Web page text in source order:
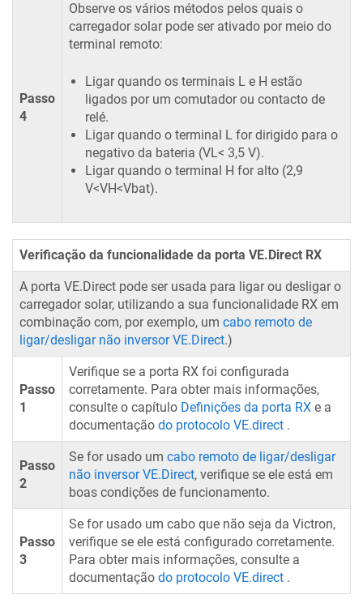
Passo
4
Observe os vários métodos pelos quais o
carregador solar pode ser ativado por meio do
terminal remoto:
Ligar quando os terminais L e H estão
ligados por um comutador ou contacto de
relé.
Ligar quando o terminal L for dirigido para o
negativo da bateria (VL< 3,5 V).
Ligar quando o terminal H for alto (2,9
V<VH<Vbat).
Verificação da funcionalidade da porta VE.Direct RX
A porta VE.Direct pode ser usada para ligar ou desligar o
carregador solar, utilizando a sua funcionalidade RX em
combinação com, por exemplo, um cabo remoto de
ligar/desligar não inversor VE.Direct.)
Passo
1
Verifique se a porta RX foi configurada
corretamente. Para obter mais informações,
consulte o capítulo Definições da porta RX e a
documentação do protocolo VE.direct .
Passo
2
Se for usado um cabo remoto de ligar/desligar
não inversor VE.Direct, verifique se ele está em
boas condições de funcionamento.
Passo
3
Se for usado um cabo que não seja da Victron,
verifique se ele está configurado corretamente.
Para obter mais informações, consulte a
documentação do protocolo VE.direct .